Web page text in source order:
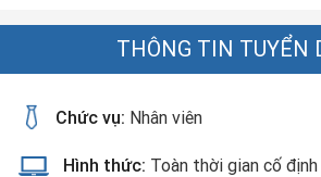
THÔNG TIN TUYỂN
Chức vụ: Nhân viên
Hình thức: Toàn thời gian cố định